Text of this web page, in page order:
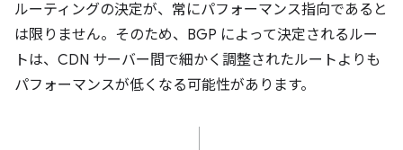
ルーティングの決定が、常にパフォーマンス指向であると
は限りません。そのため、BGP によって決定されるルー
トは、CDN サーバー間で細かく調整されたルートよりも
パフォーマンスが低くなる可能性があります。